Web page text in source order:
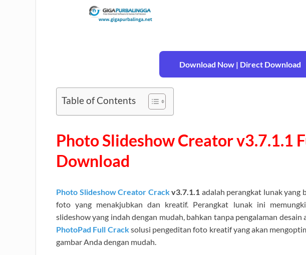
Download Now | Direct Download
Table of Contents
Photo Slideshow Creator v3.7.1.1
Download
Photo Slideshow Creator Crackv3.7.1.1 adalah perangkat lunak yang
foto yang menakjubkan dan kreatif. Perangkat lunak ini
slideshow yang indah dengan mudah, bahkan tanpa pengalaman desain
PhotoPad Full Cracksolusi pengeditan foto kreatif yang akan
gambar Anda dengan mudah.